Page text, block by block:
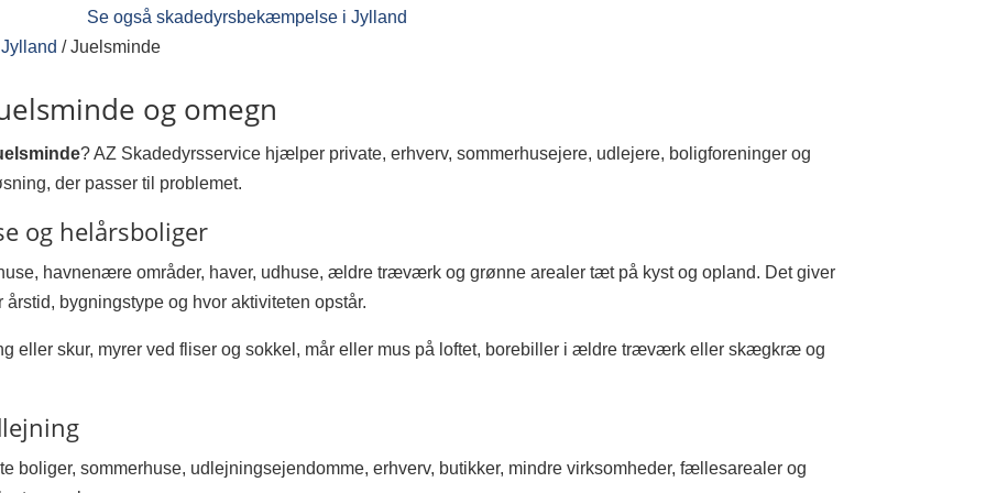
Se også skadedyrsbekæmpelse i Jylland
/ Juelsminde
og omegn
? AZ Skadedyrsservice hjælper private, erhverv, sommerhusejere, udlejere, boligforeninger og
der passer til problemet.
og helårsboliger
havnenære områder, haver, udhuse, ældre træværk og grønne arealer tæt på kyst og opland. Det giver
bygningstype og hvor aktiviteten opstår.
eller skur, myrer ved fliser og sokkel, mår eller mus på loftet, borebiller i ældre træværk eller skægkræ og
boliger, sommerhuse, udlejningsejendomme, erhverv, butikker, mindre virksomheder, fællesarealer og